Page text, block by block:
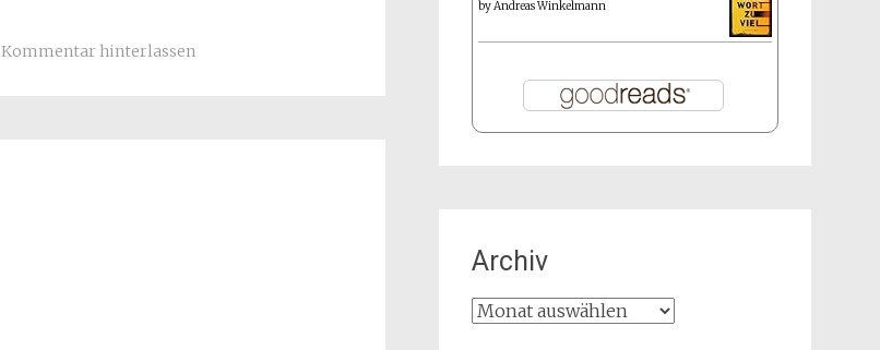
Kommentar hinterlassen
byAndreas Winkelmann
Archiv
Archiv